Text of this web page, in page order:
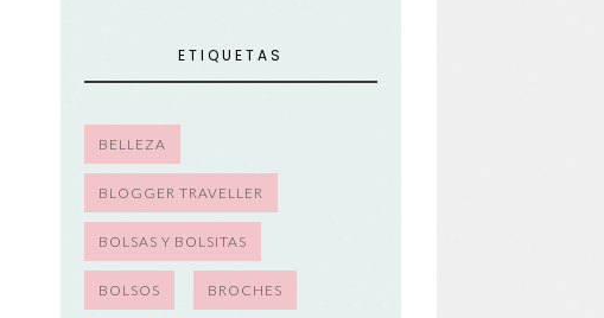
ETIQUETAS
BELLEZA
BLOGGER TRAVELLER
BOLSAS Y BOLSITAS
BOLSOS BROCHES